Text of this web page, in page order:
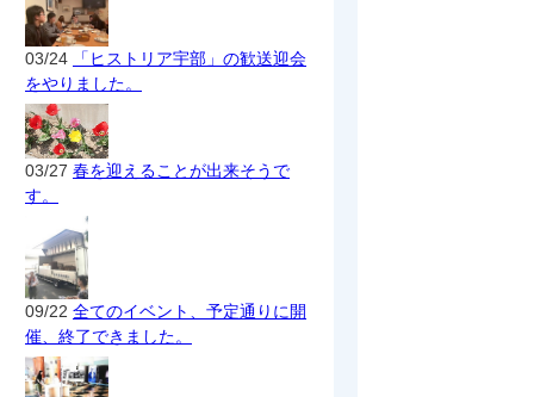
03/24
「ヒストリア宇部」の歓送迎会
をやりました。
03/27 春を迎えることが出来そうで
す。
09/22 全てのイベント、予定通りに開
催、終了できました。